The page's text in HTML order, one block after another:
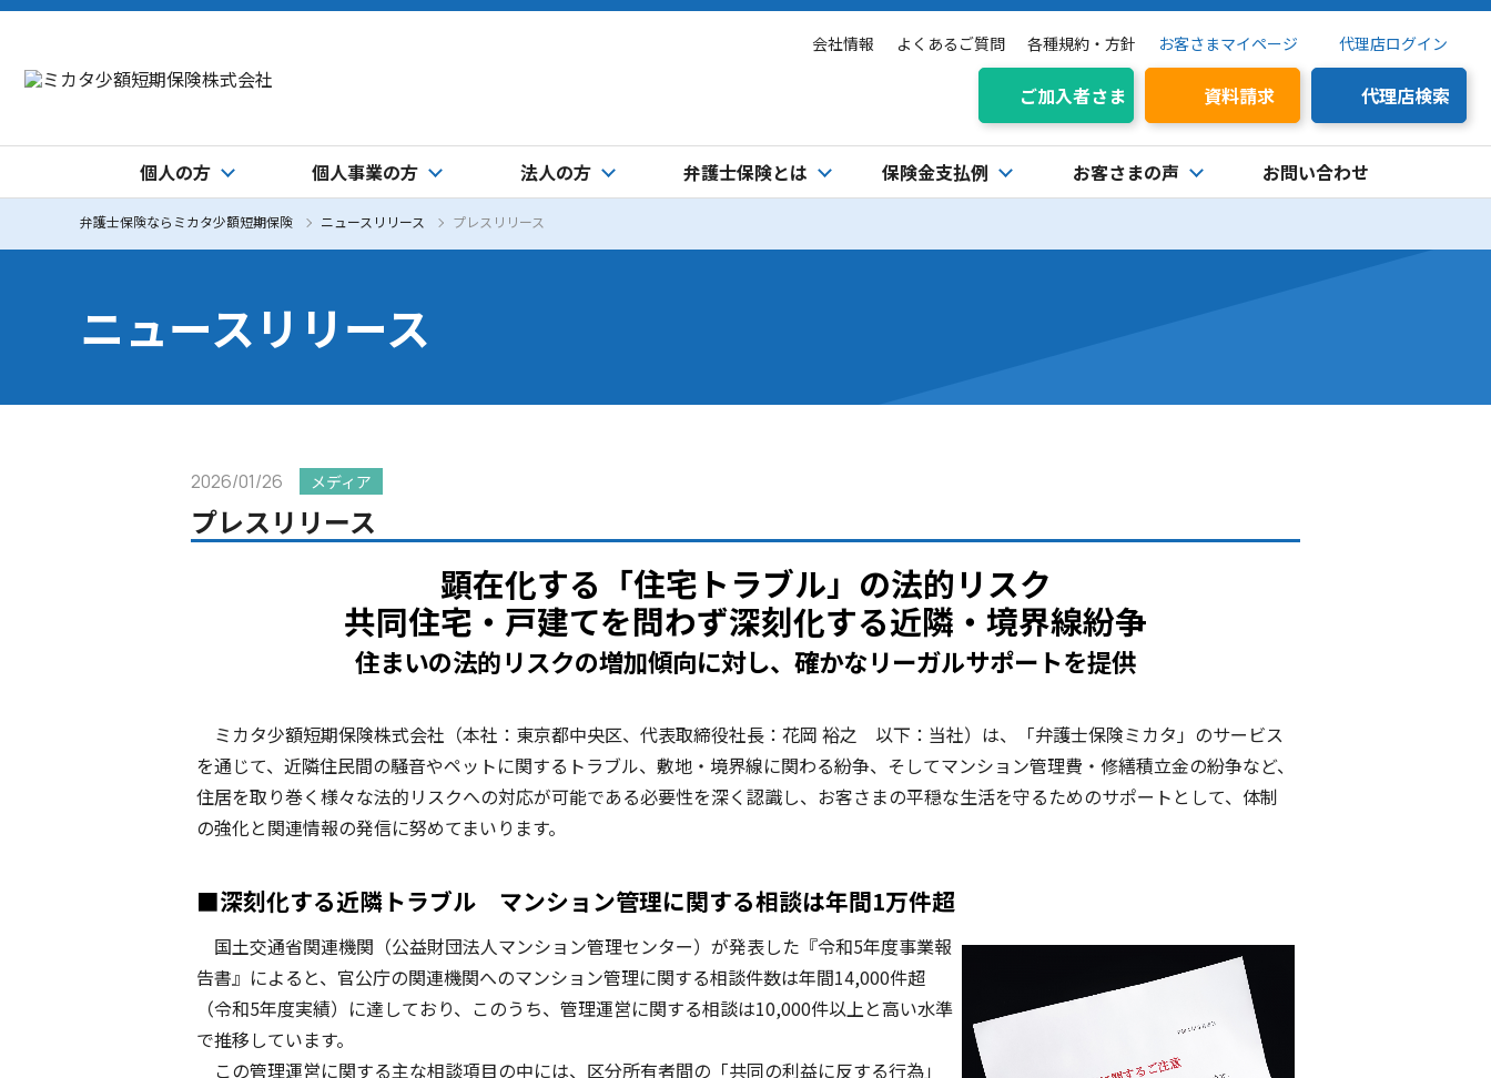
会社情報 よくあるご質問 各種規約・方針 お客さまマイページ 代理店ログイン
ご加入者さま 資料請求 代理店検索
個人の方 個人事業の方 法人の方 弁護士保険とは 保険金支払例 お客さまの声 お問い合わせ
弁護士保険ならミカタ少額短期保険 ニュースリリース プレスリリース
ニュースリリース
2026/01/26 メディア
プレスリリース
顕在化する「住宅トラブル」の法的リスク
共同住宅・戸建てを問わず深刻化する近隣・境界線紛争
住まいの法的リスクの増加傾向に対し、確かなリーガルサポートを提供
ミカタ少額短期保険株式会社（本社：東京都中央区、代表取締役社長：花岡 裕之 以下：当社）は、「弁護士保険ミカタ」のサービス
を通じて、近隣住民間の騒音やペットに関するトラブル、敷地・境界線に関わる紛争、そしてマンション管理費・修繕積立金の紛争など、
住居を取り巻く様々な法的リスクへの対応が可能である必要性を深く認識し、お客さまの平穏な生活を守るためのサポートとして、体制
の強化と関連情報の発信に努めてまいります。
■深刻化する近隣トラブル マンション管理に関する相談は年間1万件超
国土交通省関連機関（公益財団法人マンション管理センター）が発表した『令和5年度事業報
告書』によると、官公庁の関連機関へのマンション管理に関する相談件数は年間14,000件超
（令和5年度実績）に達しており、このうち、管理運営に関する相談は10,000件以上と高い水準
で推移しています。
この管理運営に関する主な相談項目の中には、区分所有者間の「共同の利益に反する行為」